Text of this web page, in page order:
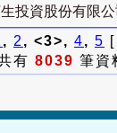
投資股份有限公
, 2 , <3>, 4, 5 [
有 8039 筆資